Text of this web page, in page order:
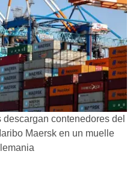
contenedores del
Maersk en un muelle